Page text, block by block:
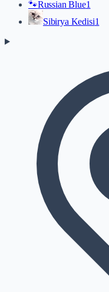
🐾Russian Blue1
Sibirya Kedisi1